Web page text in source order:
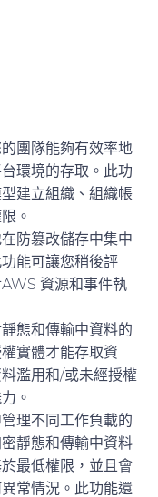
團隊能夠有效率地
環境的存取。此功
建立組織、組織帳
。
防篡改儲存中集中
能可讓您稍後評
資源和事件執
態和傳輸中資料的
實體才能存取資
濫用和/或未經授權
。
理不同工作負載的
靜態和傳輸中資料
最低權限，並且會
常情況。此功能還